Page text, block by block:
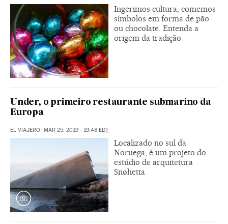
Ingerimos cultura, comemos
símbolos em forma de pão
ou chocolate. Entenda a
origem da tradição
Under, o primeiro restaurante submarino da
Europa
EL VIAJERO | MAR 25, 2019 - 19:48 EDT
Localizado no sul da
Noruega, é um projeto do
estúdio de arquitetura
Snøhetta